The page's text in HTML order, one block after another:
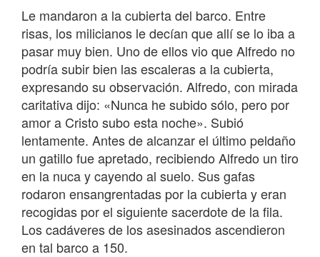
Le mandaron a la cubierta del barco. Entre
risas, los milicianos le decían que allí se lo iba a
pasar muy bien. Uno de ellos vio que Alfredo no
podría subir bien las escaleras a la cubierta,
expresando su observación. Alfredo, con mirada
caritativa dijo: «Nunca he subido sólo, pero por
amor a Cristo subo esta noche». Subió
lentamente. Antes de alcanzar el último peldaño
un gatillo fue apretado, recibiendo Alfredo un tiro
en la nuca y cayendo al suelo. Sus gafas
rodaron ensangrentadas por la cubierta y eran
recogidas por el siguiente sacerdote de la fila.
Los cadáveres de los asesinados ascendieron
en tal barco a 150.